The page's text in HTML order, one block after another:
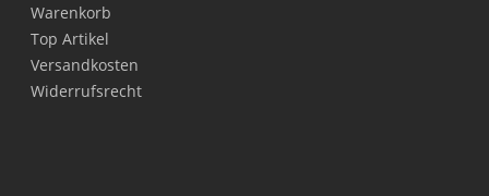
Warenkorb
Top Artikel
Versandkosten
Widerrufsrecht